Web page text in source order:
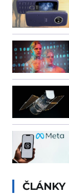
ČLÁNKY